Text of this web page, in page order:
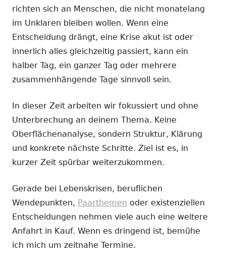
richten sich an Menschen, die nicht monatelang
im Unklaren bleiben wollen. Wenn eine
Entscheidung drängt, eine Krise akut ist oder
innerlich alles gleichzeitig passiert, kann ein
halber Tag, ein ganzer Tag oder mehrere
zusammenhängende Tage sinnvoll sein.
In dieser Zeit arbeiten wir fokussiert und ohne
Unterbrechung an deinem Thema. Keine
Oberflächenanalyse, sondern Struktur, Klärung
und konkrete nächste Schritte. Ziel ist es, in
kurzer Zeit spürbar weiterzukommen.
Gerade bei Lebenskrisen, beruflichen
Wendepunkten, Paarthemen oder existenziellen
Entscheidungen nehmen viele auch eine weitere
Anfahrt in Kauf. Wenn es dringend ist, bemühe
ich mich um zeitnahe Termine.